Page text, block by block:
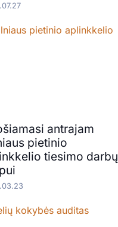
antrajam
pietinio
tiesimo darbų